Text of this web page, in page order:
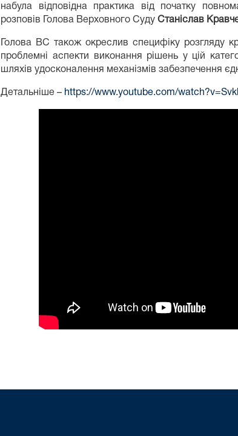
набула відповідна практика від початку
розповів Голова Верховного СудуСтаніслав
Голова ВС також окреслив специфіку розгляду
проблемні аспекти виконання рішень у цій
шляхів удосконалення механізмів забезпечення
Детальніше – https://www.youtube.com/